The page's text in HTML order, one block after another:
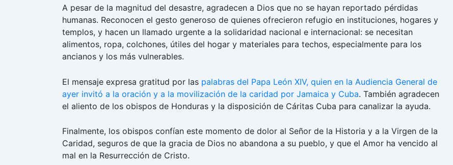
A pesar de la magnitud del desastre, agradecen a Dios que no se hayan reportado pérdidas
humanas. Reconocen el gesto generoso de quienes ofrecieron refugio en instituciones, hogares y
templos, y hacen un llamado urgente a la solidaridad nacional e internacional: se necesitan
alimentos, ropa, colchones, útiles del hogar y materiales para techos, especialmente para los
ancianos y los más vulnerables.
El mensaje expresa gratitud por laspalabras del Papa León XIV, quien en la Audiencia General de
ayer invitó a la oración y a la movilización de la caridad por Jamaica y Cuba. También agradecen
el aliento de los obispos de Honduras y la disposición de Cáritas Cuba para canalizar la ayuda.
Finalmente, los obispos confían este momento de dolor al Señor de la Historia y a la Virgen de la
Caridad, seguros de que la gracia de Dios no abandona a su pueblo, y que el Amor ha vencido al
mal en la Resurrección de Cristo.